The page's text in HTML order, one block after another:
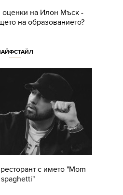
на Илон Мъск -
на образованието?
с името "Mom